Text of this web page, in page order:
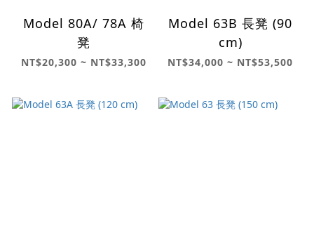
Model 80A/ 78A 椅
凳
NT$20,300 ~ NT$33,300
Model 63B 長凳 (90
cm)
NT$34,000 ~ NT$53,500